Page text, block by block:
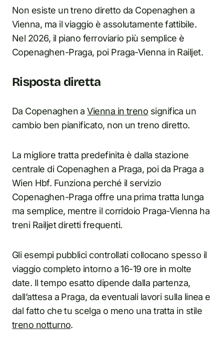
Non esiste un treno diretto da Copenaghen a
Vienna, ma il viaggio è assolutamente fattibile.
Nel 2026, il piano ferroviario più semplice è
Copenaghen-Praga, poi Praga-Vienna in Railjet.
Risposta diretta
Da Copenaghen aVienna in treno significa un
cambio ben pianificato, non un treno diretto.
La migliore tratta predefinita è dalla stazione
centrale di Copenaghen a Praga, poi da Praga a
Wien Hbf. Funziona perché il servizio
Copenaghen-Praga offre una prima tratta lunga
ma semplice, mentre il corridoio Praga-Vienna ha
treni Railjet diretti frequenti.
Gli esempi pubblici controllati collocano spesso il
viaggio completo intorno a 16-19 ore in molte
date. Il tempo esatto dipende dalla partenza,
dall’attesa a Praga, da eventuali lavori sulla linea e
dal fatto che tu scelga o meno una tratta in stile
treno notturno.